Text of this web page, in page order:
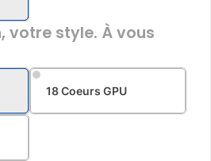
votre style. À vous
18 Coeurs GPU